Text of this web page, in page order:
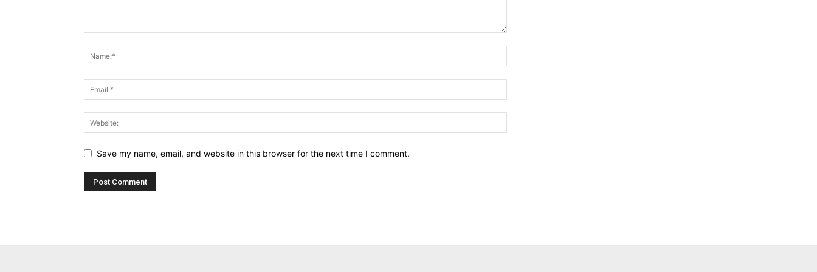
Save my name, email, and website in this browser for the next time I comment.